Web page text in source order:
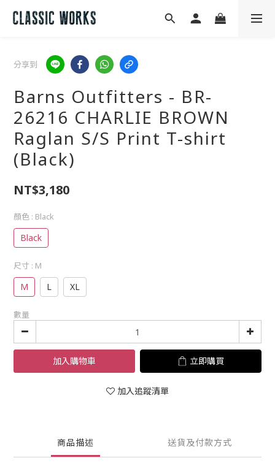
分享到
Barns Outfitters - BR-
26216 CHARLIE BROWN
Raglan S/S Print T-shirt
(Black)
NT$3,180
顏色 : Black
Black
尺寸 : M
M L XL
數量
加入購物車 立即購買
加入追蹤清單
商品描述 送貨及付款方式